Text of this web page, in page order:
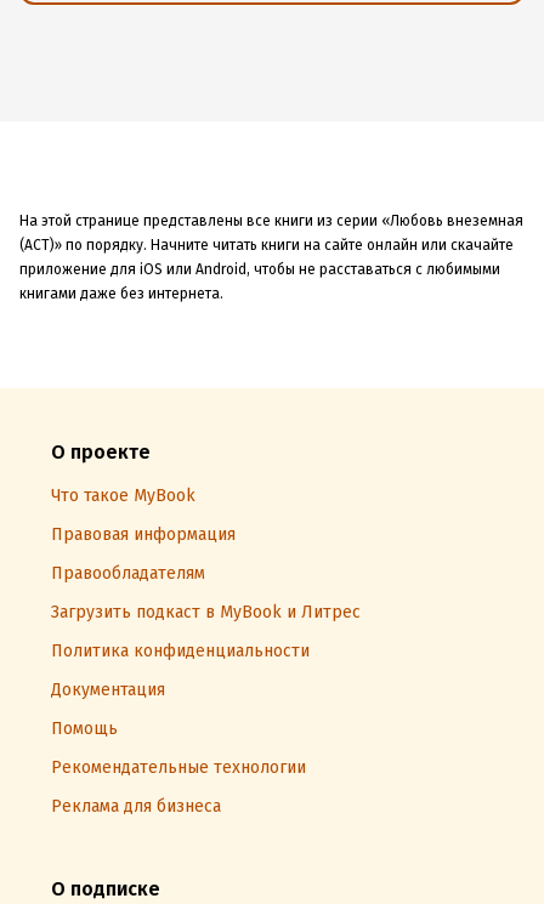
На этой странице представлены все книги из серии «Любовь внеземная
(АСТ)» по порядку. Начните читать книги на сайте онлайн или скачайте
приложение для iOS или Android, чтобы не расставаться с любимыми
книгами даже без интернета.
О проекте
Что такое MyBook
Правовая информация
Правообладателям
Загрузить подкаст в MyBook и Литрес
Политика конфиденциальности
Документация
Помощь
Рекомендательные технологии
Реклама для бизнеса
О подписке